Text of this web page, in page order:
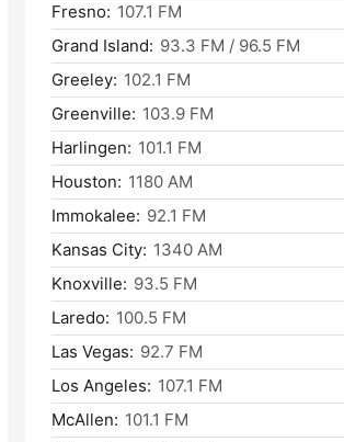
Fresno: 107.1 FM
Grand Island: 93.3 FM / 96.5 FM
Greeley: 102.1 FM
Greenville: 103.9 FM
Harlingen: 101.1 FM
Houston: 1180 AM
Immokalee: 92.1 FM
Kansas City: 1340 AM
Knoxville: 93.5 FM
Laredo: 100.5 FM
Las Vegas: 92.7 FM
Los Angeles: 107.1 FM
McAllen: 101.1 FM